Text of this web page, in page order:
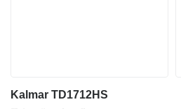
Kalmar TD1712HS